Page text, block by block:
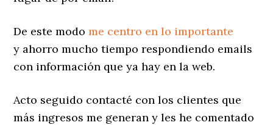
De este modome centro en lo importante
y ahorro mucho tiempo respondiendo emails
con información que ya hay en la web.
Acto seguido contacté con los clientes que
más ingresos me generan y les he comentado